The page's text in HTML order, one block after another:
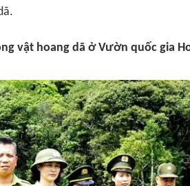
vật hoang dã ở Vườn quốc gia